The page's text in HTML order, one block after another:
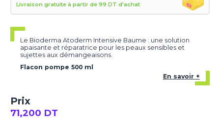
Livraison gratuite à partir de 99 DT d'achat
Le Bioderma Atoderm Intensive Baume : une solution
apaisante et réparatrice pour les peaux sensibles et
sujettes aux démangeaisons.
Flacon pompe 500 ml
En savoir +
Prix
71,200 DT